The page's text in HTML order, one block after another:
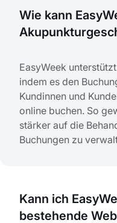
Wie kann
EasyWeek
indem es den
Kundinnen und
online buchen. So
stärker auf die
Buchungen zu
Kann ich
bestehende